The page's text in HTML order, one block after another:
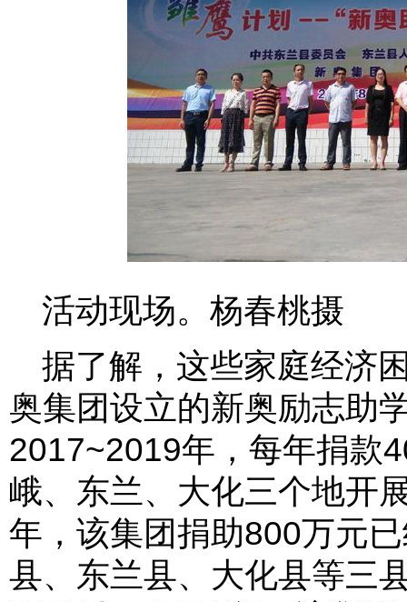
活动现场。杨春桃摄
据了解，这些家庭经济
奥集团设立的新奥励志助
2017~2019年，每年捐款
峨、东兰、大化三个地开
年，该集团捐助800万元
县、东兰县、大化县等三